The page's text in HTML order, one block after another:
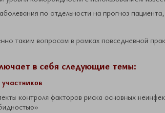
по отдельности на прогноз
таким вопросам в рамках повседневной
в себя следующие темы:
контроля факторов риска основных